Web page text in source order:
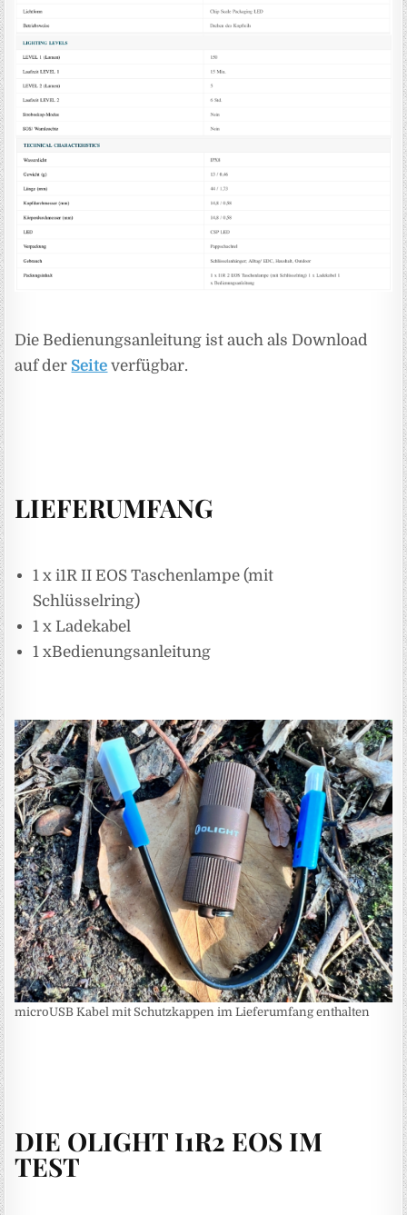
Die Bedienungsanleitung ist auch als Download
auf der Seite verfügbar.
LIEFERUMFANG
1 x i1R II EOS Taschenlampe (mit
Schlüsselring)
1 x Ladekabel
1 xBedienungsanleitung
microUSB Kabel mit Schutzkappen im Lieferumfang enthalten
DIE OLIGHT I1R2 EOS IM
TEST